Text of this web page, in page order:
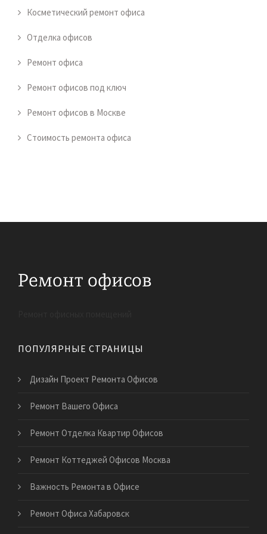
Косметический ремонт офиса
Отделка офисов
Ремонт офиса
Ремонт офисов под ключ
Ремонт офисов в Москве
Стоимость ремонта офиса
ПОПУЛЯРНЫЕ СТРАНИЦЫ
Дизайн Проект Ремонта Офисов
Ремонт Вашего Офиса
Ремонт Отделка Квартир Офисов
Ремонт Коттеджей Офисов Москва
Важность Ремонта в Офисе
Ремонт Офиса Хабаровск